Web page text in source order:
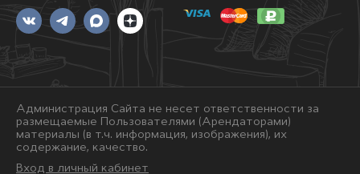
Администрация Сайта не несет ответственности за
размещаемые Пользователями (Арендаторами)
материалы (в т.ч. информация, изображения), их
содержание, качество.
Вход в личный кабинет